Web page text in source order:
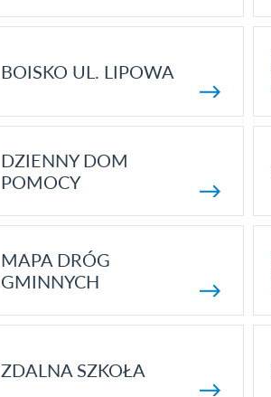
BOISKO UL. LIPOWA
DZIENNY DOM
POMOCY
MAPA DRÓG
GMINNYCH
ZDALNA SZKOŁA